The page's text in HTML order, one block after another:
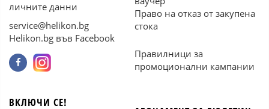
личните данни
service@helikon.bg
Helikon.bg във Facebook
Право на отказ от закупена
стока
Правилници за
промоционални кампании
ВКЛЮЧИ СЕ!